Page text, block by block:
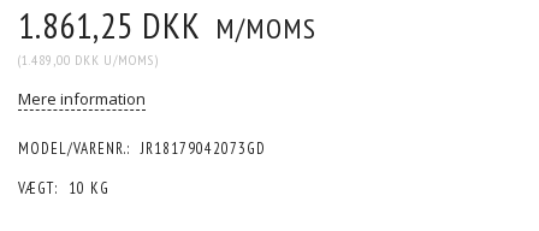
1.861,25 DKK M/MOMS
(1.489,00 DKK U/MOMS)
Mere information
MODEL/VARENR.: JR18179042073GD
VÆGT:
10 KG